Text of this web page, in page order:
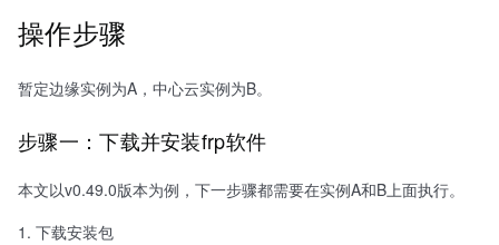
操作步骤
暂定边缘实例为A，中心云实例为B。
步骤一：下载并安装frp软件
本文以v0.49.0版本为例，下一步骤都需要在实例A和B上面执行。
下载安装包